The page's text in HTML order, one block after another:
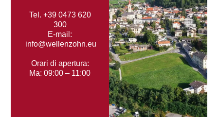
DEUITA ENG
Tel. +39 0473 620
300
E-mail:
info@wellenzohn.eu
Orari di apertura:
Ma: 09:00 – 11:00